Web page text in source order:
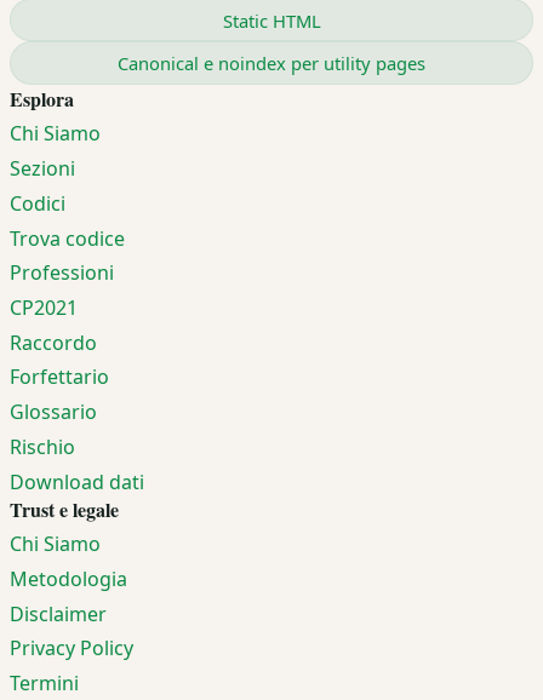
Static HTML
Canonical e noindex per utility pages
Esplora
Chi Siamo
Sezioni
Codici
Trova codice
Professioni
CP2021
Raccordo
Forfettario
Glossario
Rischio
Download dati
Trust e legale
Chi Siamo
Metodologia
Disclaimer
Privacy Policy
Termini